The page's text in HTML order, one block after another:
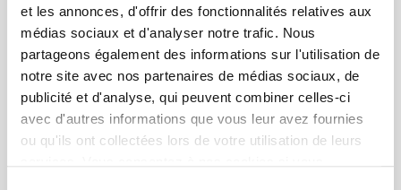
et les annonces, d'offrir des fonctionnalités relatives aux
médias sociaux et d'analyser notre trafic. Nous
partageons également des informations sur l'utilisation de
notre site avec nos partenaires de médias sociaux, de
publicité et d'analyse, qui peuvent combiner celles-ci
avec d'autres informations que vous leur avez fournies
ou qu'ils ont collectées lors de votre utilisation de leurs